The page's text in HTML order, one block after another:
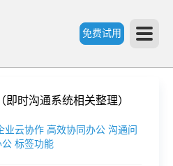
免费试用
即时沟通系统相关整理）
业云协作 高效协同办公 沟通问
公 标签功能